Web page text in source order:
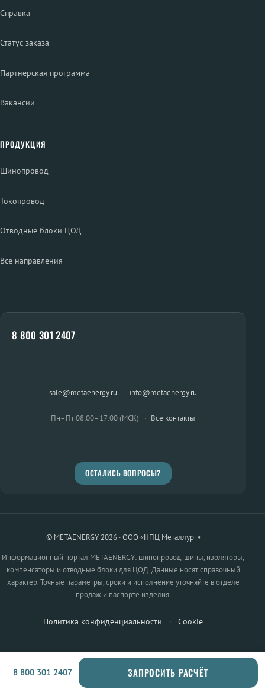
Справка
Статус заказа
Партнёрская программа
Вакансии
ПРОДУКЦИЯ
Шинопровод
Токопровод
Отводные блоки ЦОД
Все направления
8 800 301 2407
sale@metaenergy.ru · info@metaenergy.ru
Пн–Пт 08:00–17:00 (МСК) · Все контакты
ОСТАЛИСЬ ВОПРОСЫ?
© METAENERGY 2026 · ООО «НПЦ Металлург»
Информационный портал METAENERGY: шинопровод, шины, изоляторы,
компенсаторы и отводные блоки для ЦОД. Данные носят справочный
характер. Точные параметры, сроки и исполнение уточняйте в отделе
продаж и паспорте изделия.
Политика конфиденциальности · Cookie
8 800 301 2407 ЗАПРОСИТЬ РАСЧЁТ